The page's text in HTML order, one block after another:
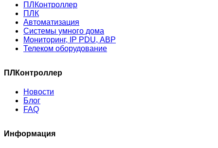
ПЛКонтроллер
ПЛК
Автоматизация
Системы умного дома
Мониторинг, IP PDU, АВР
Телеком оборудование
ПЛКонтроллер
Новости
Блог
FAQ
Информация